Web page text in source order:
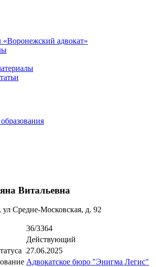
адвокат»
Витальевна
Средне-Московская, д. 92
36/3364
Действующий
27.06.2025
Адвокатское бюро "Энигма Легис"